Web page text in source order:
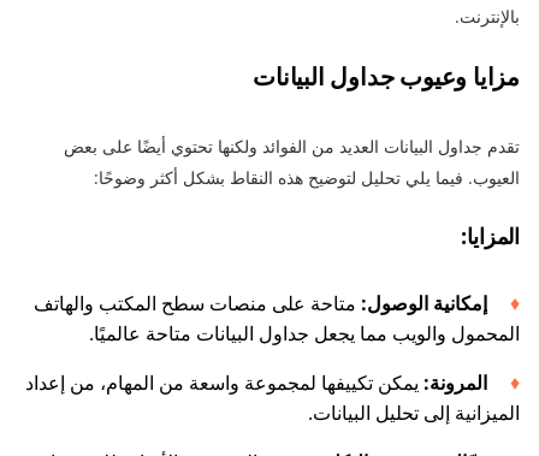
بالإنترنت.
مزايا وعيوب جداول البيانات
تقدم جداول البيانات العديد من الفوائد ولكنها تحتوي أيضًا على بعض
العيوب. فيما يلي تحليل لتوضيح هذه النقاط بشكل أكثر وضوحًا:
المزايا:
إمكانية الوصول: متاحة على منصات سطح المكتب والهاتف
المحمول والويب مما يجعل جداول البيانات متاحة عالميًا.
المرونة: يمكن تكييفها لمجموعة واسعة من المهام، من إعداد
الميزانية إلى تحليل البيانات.